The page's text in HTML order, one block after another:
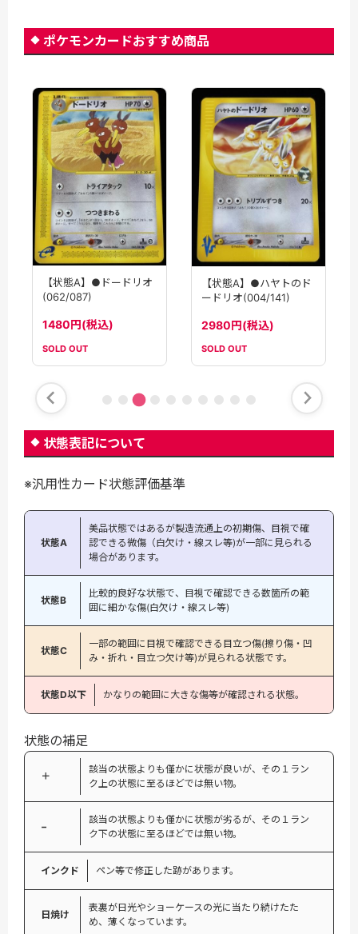
ポケモンカードおすすめ商品
【状態A】●ドードリオ
(062/087)
1480円(税込)
SOLD OUT
【状態A】●ハヤトのド
ードリオ(004/141)
2980円(税込)
SOLD OUT
状態表記について
※汎用性カード状態評価基準
状態A
美品状態ではあるが製造流通上の初期傷、目視で確
認できる微傷（白欠け・線スレ等)が一部に見られる
場合があります。
状態B
比較的良好な状態で、目視で確認できる数箇所の範
囲に細かな傷(白欠け・線スレ等)
状態C
一部の範囲に目視で確認できる目立つ傷(擦り傷・凹
み・折れ・目立つ欠け等)が見られる状態です。
状態D以下 かなりの範囲に大きな傷等が確認される状態。
状態の補足
＋
該当の状態よりも僅かに状態が良いが、その１ラン
ク上の状態に至るほどでは無い物。
−
該当の状態よりも僅かに状態が劣るが、その１ラン
ク下の状態に至るほどでは無い物。
インクド ペン等で修正した跡があります。
日焼け
表裏が日光やショーケースの光に当たり続けたた
め、薄くなっています。